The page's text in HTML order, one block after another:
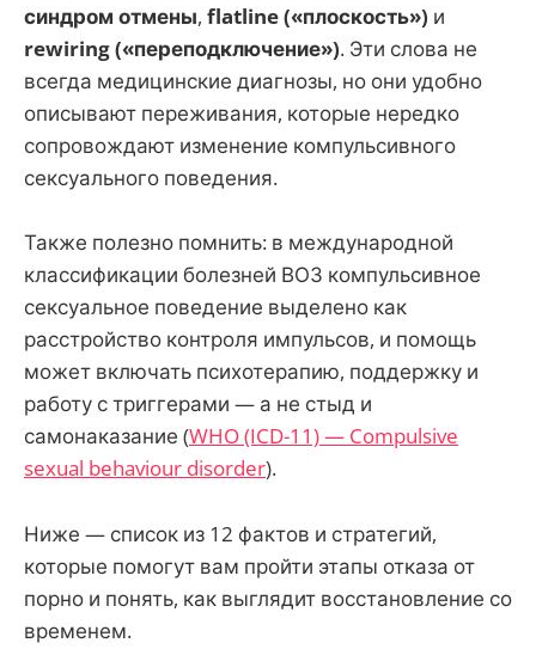
синдром отмены, flatline («плоскость») и
rewiring («переподключение»). Эти слова не
всегда медицинские диагнозы, но они удобно
описывают переживания, которые нередко
сопровождают изменение компульсивного
сексуального поведения.
Также полезно помнить: в международной
классификации болезней ВОЗ компульсивное
сексуальное поведение выделено как
расстройство контроля импульсов, и помощь
может включать психотерапию, поддержку и
работу с триггерами — а не стыд и
самонаказание (WHO (ICD-11) — Compulsive
sexual behaviour disorder).
Ниже — список из 12 фактов и стратегий,
которые помогут вам пройти этапы отказа от
порно и понять, как выглядит восстановление со
временем.